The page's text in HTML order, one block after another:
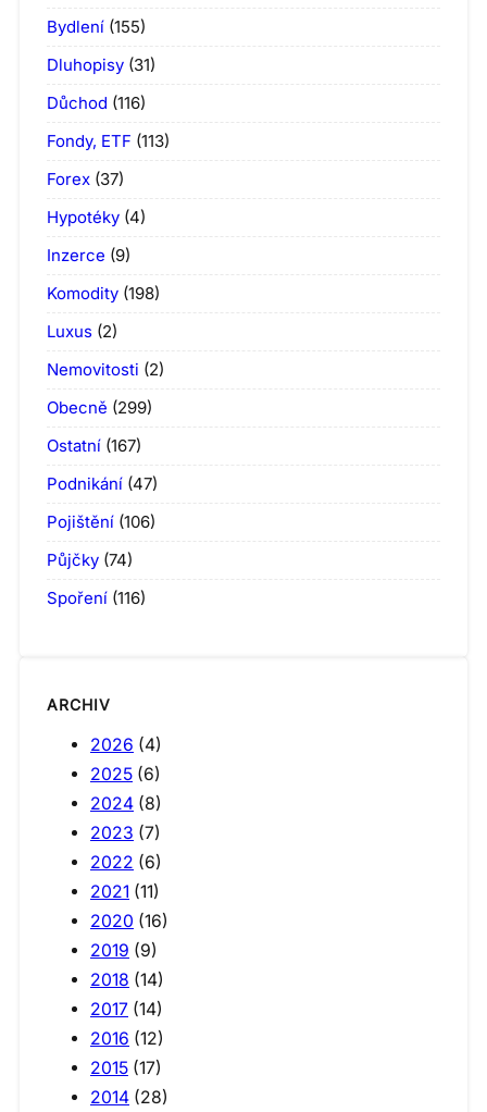
Bydlení (155)
Dluhopisy (31)
Důchod (116)
Fondy, ETF (113)
Forex (37)
Hypotéky (4)
Inzerce (9)
Komodity (198)
Luxus (2)
Nemovitosti (2)
Obecně (299)
Ostatní (167)
Podnikání (47)
Pojištění (106)
Půjčky (74)
Spoření (116)
ARCHIV
2026 (4)
2025 (6)
2024 (8)
2023 (7)
2022 (6)
2021 (11)
2020 (16)
2019 (9)
2018 (14)
2017 (14)
2016 (12)
2015 (17)
2014 (28)